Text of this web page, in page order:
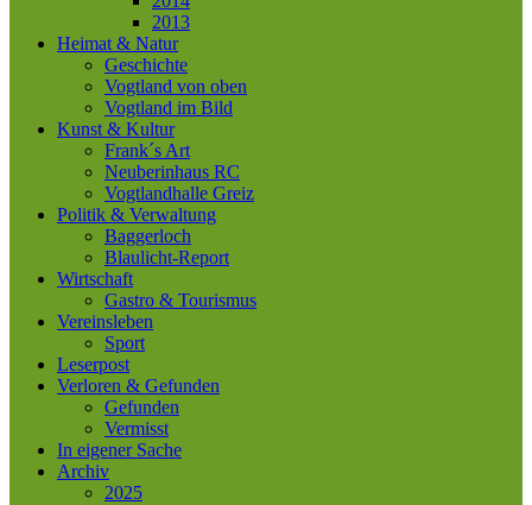
2013
Heimat & Natur
Geschichte
Vogtland von oben
Vogtland im Bild
Kunst & Kultur
Frank´s Art
Neuberinhaus RC
Vogtlandhalle Greiz
Politik & Verwaltung
Baggerloch
Blaulicht-Report
Wirtschaft
Gastro & Tourismus
Vereinsleben
Sport
Leserpost
Verloren & Gefunden
Gefunden
Vermisst
In eigener Sache
Archiv
2025